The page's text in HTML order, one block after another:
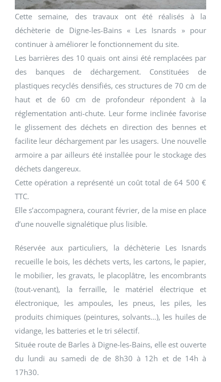
Cette semaine, des travaux ont été réalisés à la
déchèterie de Digne-les-Bains « Les Isnards » pour
continuer à améliorer le fonctionnement du site.
Les barrières des 10 quais ont ainsi été remplacées par
des banques de déchargement. Constituées de
plastiques recyclés densifiés, ces structures de 70 cm de
haut et de 60 cm de profondeur répondent à la
réglementation anti-chute. Leur forme inclinée favorise
le glissement des déchets en direction des bennes et
facilite leur déchargement par les usagers. Une nouvelle
armoire a par ailleurs été installée pour le stockage des
déchets dangereux.
Cette opération a représenté un coût total de 64 500 €
TTC.
Elle s’accompagnera, courant février, de la mise en place
d’une nouvelle signalétique plus lisible.
Réservée aux particuliers, la déchèterie Les Isnards
recueille le bois, les déchets verts, les cartons, le papier,
le mobilier, les gravats, le placoplâtre, les encombrants
(tout-venant), la ferraille, le matériel électrique et
électronique, les ampoules, les pneus, les piles, les
produits chimiques (peintures, solvants…), les huiles de
vidange, les batteries et le tri sélectif.
Située route de Barles à Digne-les-Bains, elle est ouverte
du lundi au samedi de de 8h30 à 12h et de 14h à
17h30.